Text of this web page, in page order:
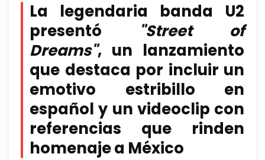
La legendaria banda U2
presentó
"Street of
Dreams", un lanzamiento
que destaca por incluir un
emotivo estribillo en
español y un videoclip con
referencias que rinden
homenaje a México